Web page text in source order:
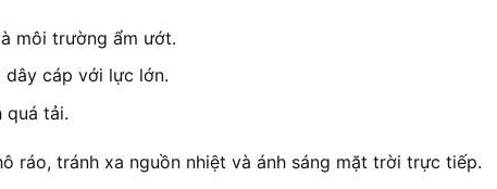
môi trường ẩm ướt.
dây cáp với lực lớn.
quá tải.
ráo, tránh xa nguồn nhiệt và ánh sáng mặt trời trực tiếp.